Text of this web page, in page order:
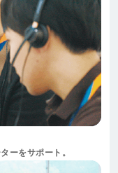
ーをサポート。